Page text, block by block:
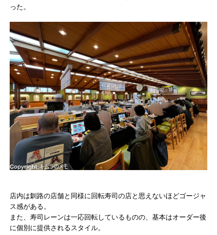
った。
店内は釧路の店舗と同様に回転寿司の店と思えないほどゴージャ
ス感がある。
また、寿司レーンは一応回転しているものの、基本はオーダー後
に個別に提供されるスタイル。